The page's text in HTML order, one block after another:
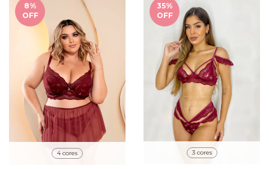
8%
OFF
4 cores
35%
OFF
3 cores